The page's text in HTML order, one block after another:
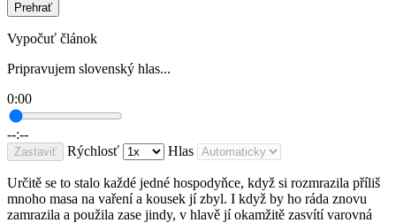
Prehrať
Vypočuť článok
Pripravujem slovenský hlas...
0:00
--:--
Zastaviť Rýchlosť Hlas
Určitě se to stalo každé jedné hospodyňce, když si rozmrazila příliš
mnoho masa na vaření a kousek jí zbyl. I když by ho ráda znovu
zamrazila a použila zase jindy, v hlavě jí okamžitě zasvítí varovná